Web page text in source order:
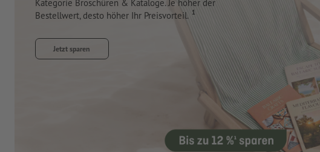
Mit innovativen Materialien aus Apfelresten und
Jetzt entdecken